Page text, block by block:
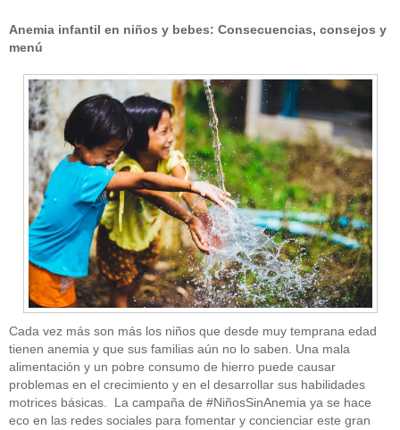
Anemia infantil en niños y bebes: Consecuencias, consejos y
menú
Cada vez más son más los niños que desde muy temprana edad
tienen anemia y que sus familias aún no lo saben. Una mala
alimentación y un pobre consumo de hierro puede causar
problemas en el crecimiento y en el desarrollar sus habilidades
motrices básicas. La campaña de #NiñosSinAnemia ya se hace
eco en las redes sociales para fomentar y concienciar este gran